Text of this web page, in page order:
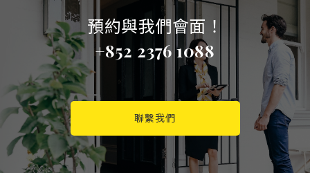
預約與我們會面！
+852 2376 1088
聯繫我們